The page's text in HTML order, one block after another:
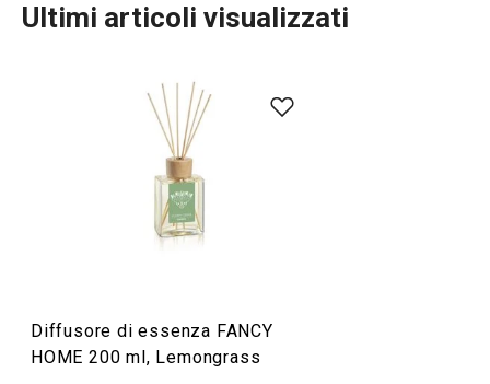
TESCOMA HOME
Servire in tavola
Preparazione degli alimenti
Ultimi articoli visualizzati
Diffusore di essenza FANCY
HOME 200 ml, Lemongrass